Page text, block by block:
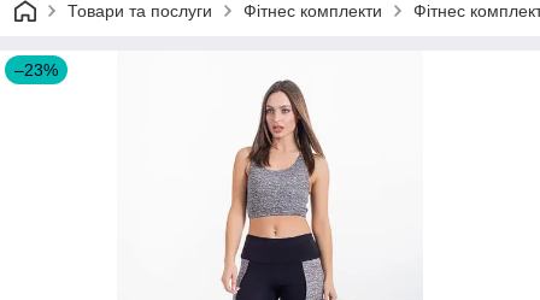
Товари та послуги Фітнес комплекти Фітнес
–23%